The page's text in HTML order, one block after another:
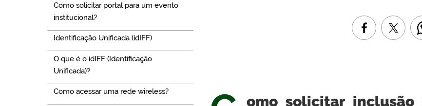
Como solicitar portal para um evento
institucional?
Identificação Unificada (idIFF)
O que é o idIFF (Identificação
Unificada)?
Como acessar uma rede wireless?
omo solicitar